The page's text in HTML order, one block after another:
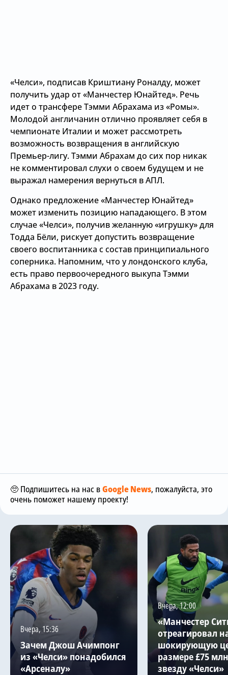
«Челси», подписав Криштиану Роналду, может
получить удар от «Манчестер Юнайтед». Речь
идет о трансфере Тэмми Абрахама из «Ромы».
Молодой англичанин отлично проявляет себя в
чемпионате Италии и может рассмотреть
возможность возвращения в английскую
Премьер-лигу. Тэмми Абрахам до сих пор никак
не комментировал слухи о своем будущем и не
выражал намерения вернуться в АПЛ.
Однако предложение «Манчестер Юнайтед»
может изменить позицию нападающего. В этом
случае «Челси», получив желанную «игрушку» для
Тодда Бёли, рискует допустить возвращение
своего воспитанника с состав принципиального
соперника. Напомним, что у лондонского клуба,
есть право первоочередного выкупа Тэмми
Абрахама в 2023 году.
🥺 Подпишитесь на нас вGoogle News, пожалуйста, это
очень поможет нашему проекту!
Вчера, 15:36
Зачем Джош Ачимпонг
из «Челси» понадобился
«Арсеналу»
Вчера, 12:00
«Манчестер
отреагировал
шокирующую
размере £75
звезду «Челси»